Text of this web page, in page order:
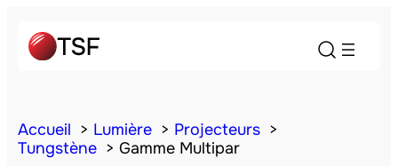
Accueil Lumière
Projecteurs
Tungstène
Gamme Multipar